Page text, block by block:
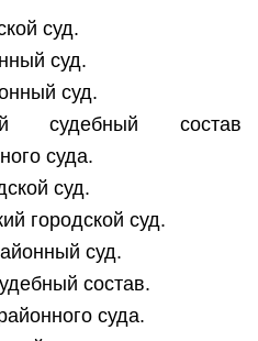
суд.
суд.
суд.
судебный состав
суда.
суд.
городской суд.
суд.
состав.
суда.